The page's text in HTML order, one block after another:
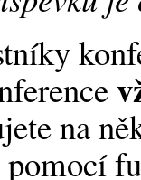
na
pomocí